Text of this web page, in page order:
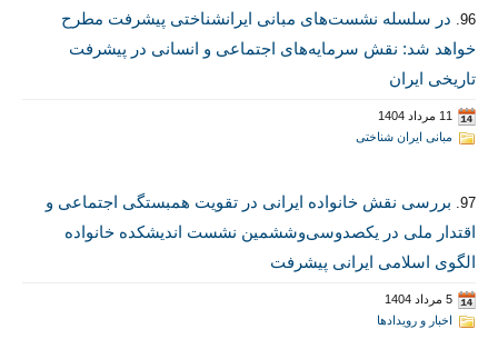
96.
در سلسله نشست‌های مبانی ایرانشناختی پیشرفت مطرح
خواهد شد: نقش سرمایه‌های اجتماعی و انسانی در پیشرفت
تاریخی ایران
11 مرداد 1404
مبانی ایران شناختی
97.
بررسی نقش خانواده ایرانی در تقویت همبستگی اجتماعی و
اقتدار ملی در یکصدوسی‌و‌ششمین نشست اندیشکده خانواده
الگوی اسلامی ایرانی پیشرفت
5 مرداد 1404
اخبار و رویدادها